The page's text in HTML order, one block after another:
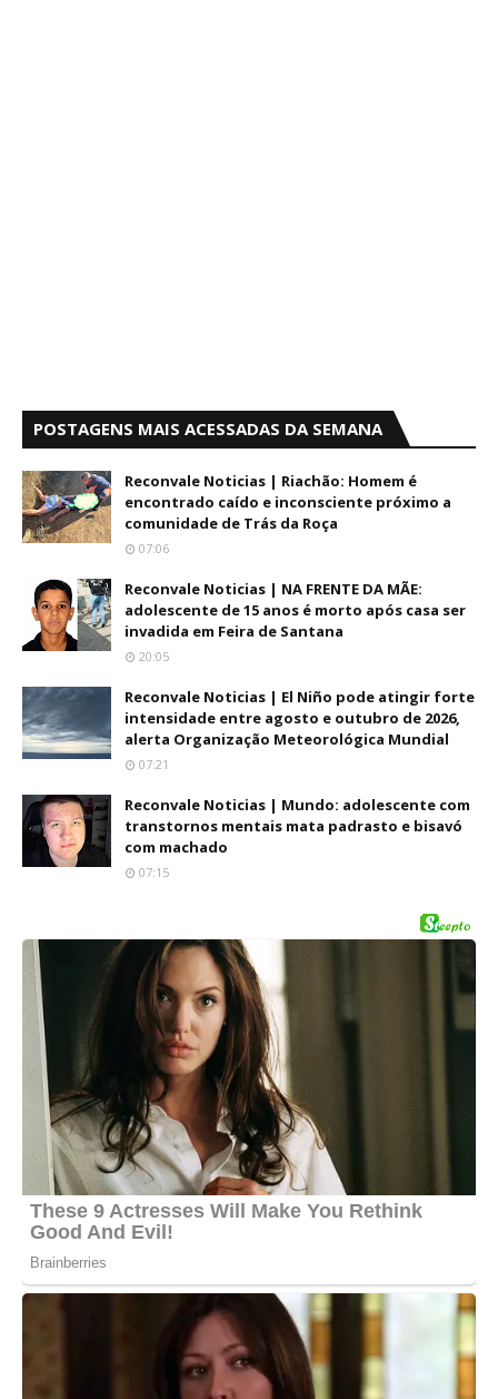
POSTAGENS MAIS ACESSADAS DA SEMANA
Reconvale Noticias | Riachão: Homem é
encontrado caído e inconsciente próximo a
comunidade de Trás da Roça
07:06
Reconvale Noticias | NA FRENTE DA MÃE:
adolescente de 15 anos é morto após casa ser
invadida em Feira de Santana
20:05
Reconvale Noticias | El Niño pode atingir forte
intensidade entre agosto e outubro de 2026,
alerta Organização Meteorológica Mundial
07:21
Reconvale Noticias | Mundo: adolescente com
transtornos mentais mata padrasto e bisavó
com machado
07:15